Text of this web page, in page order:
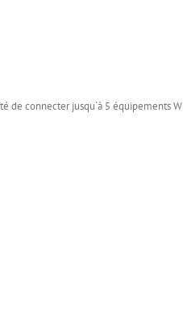
connecter jusqu´à 5 équipements